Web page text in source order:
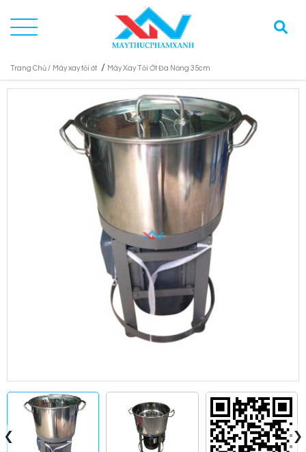
Trang Chủ / Máy xay tỏi ớt / Máy Xay Tỏi Ớt Đa Năng 35cm
‹ ›